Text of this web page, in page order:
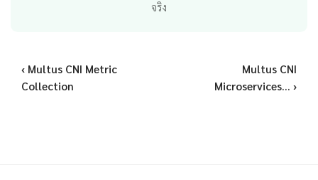
จริง
‹ Multus CNI Metric
Collection
Multus CNI
Microservices... ›